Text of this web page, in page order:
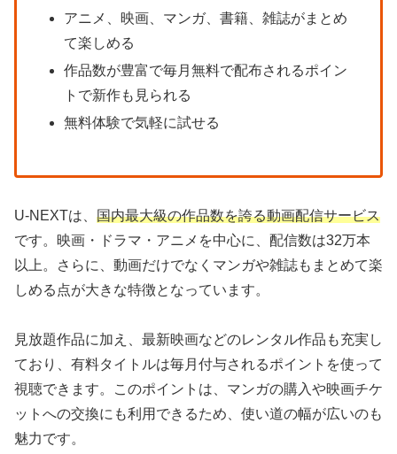
アニメ、映画、マンガ、書籍、雑誌がまとめ
て楽しめる
作品数が豊富で毎月無料で配布されるポイン
トで新作も見られる
無料体験で気軽に試せる
U-NEXTは、 国内最大級の作品数を誇る動画配信サービス
です。映画・ドラマ・アニメを中心に、配信数は32万本
以上。さらに、動画だけでなくマンガや雑誌もまとめて楽
しめる点が大きな特徴となっています。
見放題作品に加え、最新映画などのレンタル作品も充実し
ており、有料タイトルは毎月付与されるポイントを使って
視聴できます。このポイントは、マンガの購入や映画チケ
ットへの交換にも利用できるため、使い道の幅が広いのも
魅力です。